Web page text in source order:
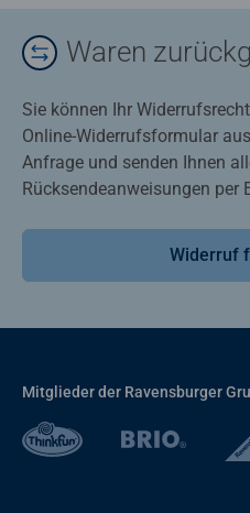
Waren
Sie können Ihr
Online-Widerrufsformular
Anfrage und senden Ihnen
Rücksendeanweisungen per
Widerruf
Mitglieder der Ravensburger